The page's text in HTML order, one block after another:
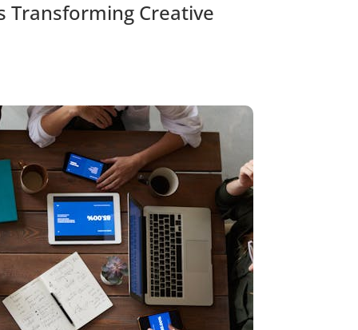
Transforming Creative